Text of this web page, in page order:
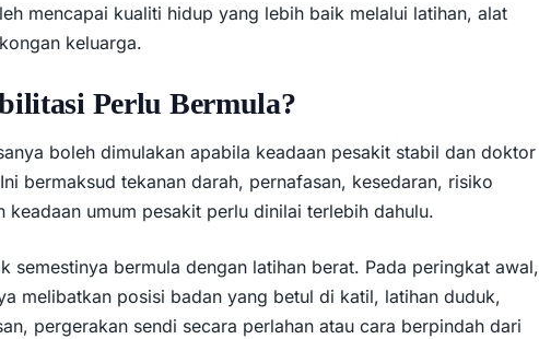
mencapai kualiti hidup yang lebih baik melalui latihan, alat
keluarga.
Perlu Bermula?
boleh dimulakan apabila keadaan pesakit stabil dan doktor
bermaksud tekanan darah, pernafasan, kesedaran, risiko
keadaan umum pesakit perlu dinilai terlebih dahulu.
semestinya bermula dengan latihan berat. Pada peringkat awal,
melibatkan posisi badan yang betul di katil, latihan duduk,
pergerakan sendi secara perlahan atau cara berpindah dari